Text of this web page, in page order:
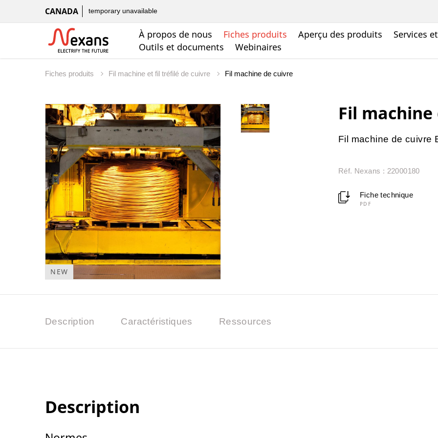
CANADA temporary unavailable
À propos de nous Fiches produits Aperçu des produits Services
Outils et documents
Webinaires
Fiches produits Fil machine et fil tréfilé de cuivre Fil machine de cuivre
NEW
Fil machine
Fil machine de cuivre
Réf. Nexans : 22000180
Fiche technique
PDF
Description Caractéristiques Ressources
Description